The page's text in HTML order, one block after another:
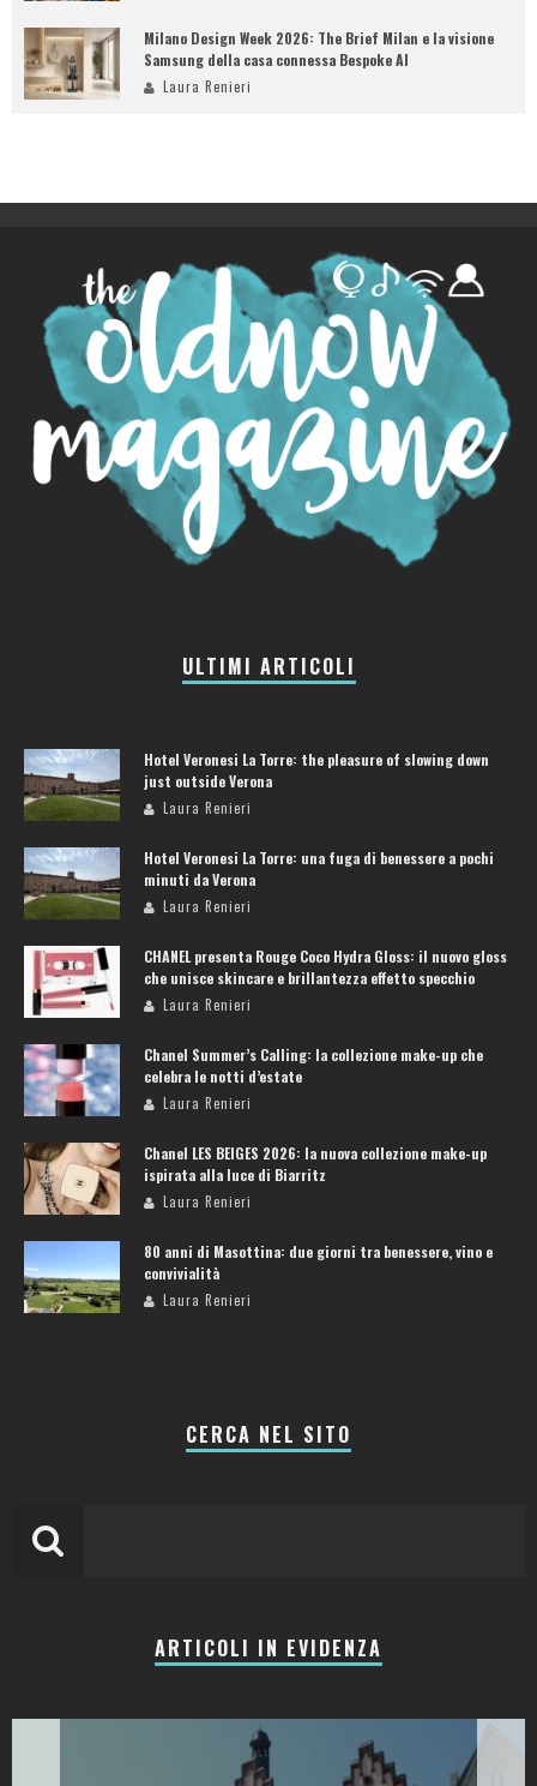
Milano Design Week 2026: The Brief Milan e la visione
Samsung della casa connessa Bespoke AI
Laura Renieri
ULTIMI ARTICOLI
Hotel Veronesi La Torre: the pleasure of slowing down
just outside Verona
Laura Renieri
Hotel Veronesi La Torre: una fuga di benessere a pochi
minuti da Verona
Laura Renieri
CHANEL presenta Rouge Coco Hydra Gloss: il nuovo gloss
che unisce skincare e brillantezza effetto specchio
Laura Renieri
Chanel Summer’s Calling: la collezione make-up che
celebra le notti d’estate
Laura Renieri
Chanel LES BEIGES 2026: la nuova collezione make-up
ispirata alla luce di Biarritz
Laura Renieri
80 anni di Masottina: due giorni tra benessere, vino e
convivialità
Laura Renieri
CERCA NEL SITO
ARTICOLI IN EVIDENZA